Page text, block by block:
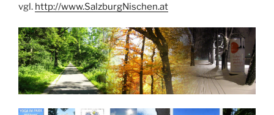
vgl. http://www.SalzburgNischen.at